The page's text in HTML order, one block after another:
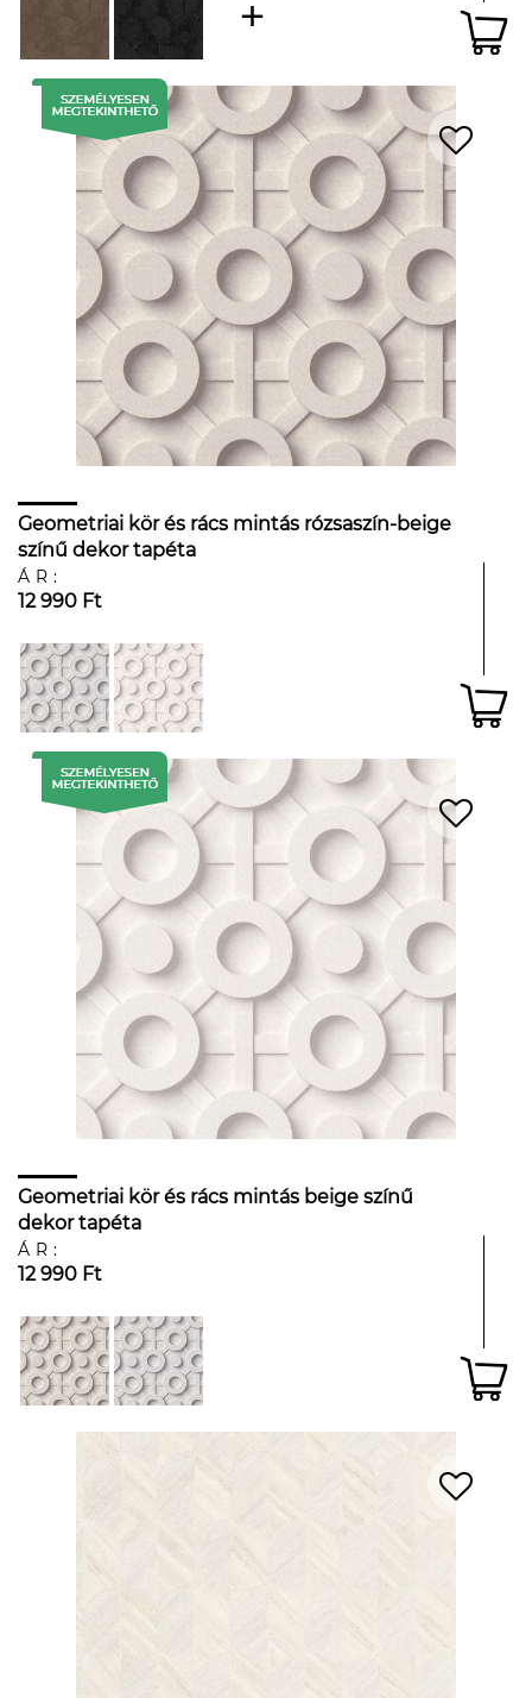
Geometriai kör és rács mintás rózsaszín-beige
színű dekor tapéta
ÁR:
12 990 Ft
Geometriai kör és rács mintás beige színű
dekor tapéta
ÁR:
12 990 Ft